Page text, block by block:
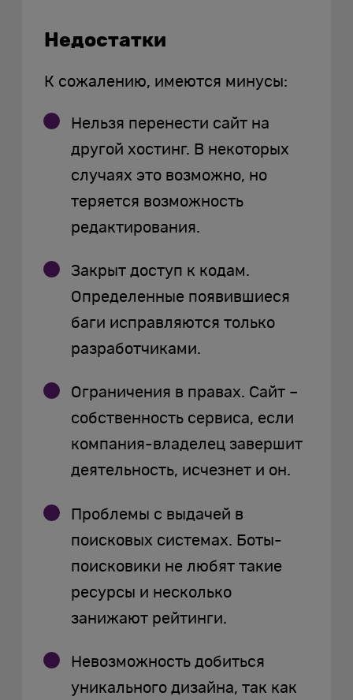
Недостатки
К сожалению, имеются минусы:
Нельзя перенести сайт на
другой хостинг. В некоторых
случаях это возможно, но
теряется возможность
редактирования.
Закрыт доступ к кодам.
Определенные появившиеся
баги исправляются только
разработчиками.
Ограничения в правах. Сайт –
собственность сервиса, если
компания-владелец завершит
деятельность, исчезнет и он.
Проблемы с выдачей в
поисковых системах. Боты-
поисковики не любят такие
ресурсы и несколько
занижают рейтинги.
Невозможность добиться
уникального дизайна, так как